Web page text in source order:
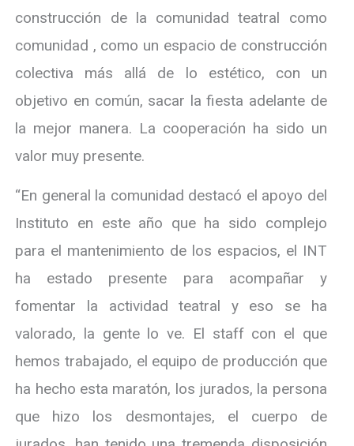
construcción de la comunidad teatral como
comunidad , como un espacio de construcción
colectiva más allá de lo estético, con un
objetivo en común, sacar la fiesta adelante de
la mejor manera. La cooperación ha sido un
valor muy presente.
“En general la comunidad destacó el apoyo del
Instituto en este año que ha sido complejo
para el mantenimiento de los espacios, el INT
ha estado presente para acompañar y
fomentar la actividad teatral y eso se ha
valorado, la gente lo ve. El staff con el que
hemos trabajado, el equipo de producción que
ha hecho esta maratón, los jurados, la persona
que hizo los desmontajes, el cuerpo de